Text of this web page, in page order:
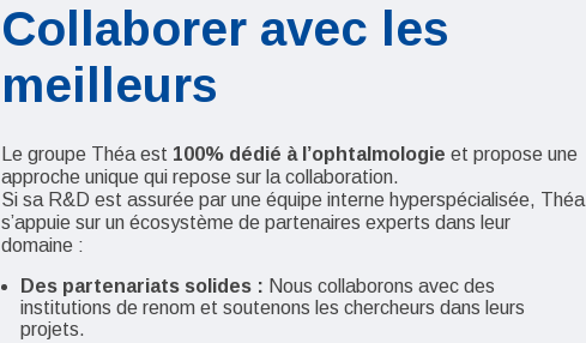
Collaborer avec les
meilleurs
Le groupe Théa est 100% dédié à l’ophtalmologie et propose une
approche unique qui repose sur la collaboration.
Si sa R&D est assurée par une équipe interne hyperspécialisée, Théa
s’appuie sur un écosystème de partenaires experts dans leur
domaine :
Des partenariats solides : Nous collaborons avec des
institutions de renom et soutenons les chercheurs dans leurs
projets.